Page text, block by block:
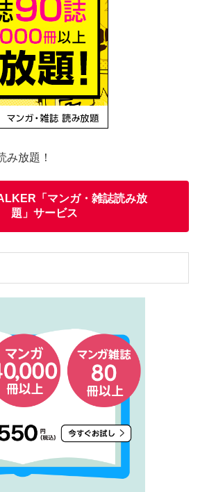
み放題！
「マンガ・雑誌読み放
題」サービス